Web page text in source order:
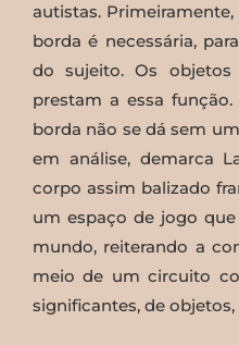
autistas.
borda é necessária,
do sujeito. Os
prestam a essa
borda não se dá sem
em análise, demarca
corpo assim balizado
um espaço de jogo
mundo, reiterando a
meio de um circuito
significantes, de